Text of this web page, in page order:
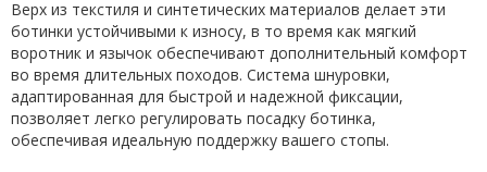
Верх из текстиля и синтетических материалов делает эти
ботинки устойчивыми к износу, в то время как мягкий
воротник и язычок обеспечивают дополнительный комфорт
во время длительных походов. Система шнуровки,
адаптированная для быстрой и надежной фиксации,
позволяет легко регулировать посадку ботинка,
обеспечивая идеальную поддержку вашего стопы.